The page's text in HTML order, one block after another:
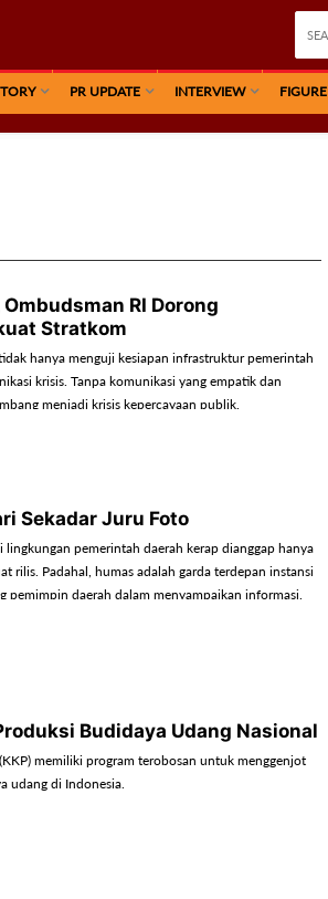
PR UPDATE INTERVIEW FIGURE
RI Dorong
Stratkom
hanya menguji kesiapan infrastruktur pemerintah
krisis. Tanpa komunikasi yang empatik dan
menjadi krisis kepercayaan publik.
Sekadar Juru Foto
pemerintah daerah kerap dianggap hanya
rilis. Padahal, humas adalah garda terdepan instansi
pemimpin daerah dalam menyampaikan informasi.
Budidaya Udang Nasional
memiliki program terobosan untuk menggenjot
udang di Indonesia.